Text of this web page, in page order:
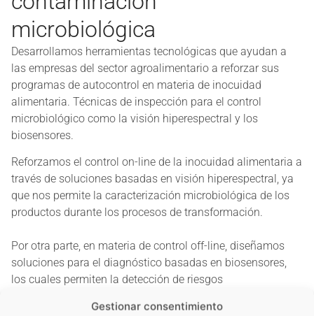
Gestionar consentimiento
microbiológica
Desarrollamos herramientas tecnológicas que ayudan a
las empresas del sector agroalimentario a reforzar sus
programas de autocontrol en materia de inocuidad
alimentaria. Técnicas de inspección para el control
microbiológico como la visión hiperespectral y los
biosensores.
Reforzamos el control on-line de la inocuidad alimentaria a
través de soluciones basadas en visión hiperespectral, ya
que nos permite la caracterización microbiológica de los
productos durante los procesos de transformación.
Por otra parte, en materia de control off-line, diseñamos
soluciones para el diagnóstico basadas en biosensores,
los cuales permiten la detección de riesgos